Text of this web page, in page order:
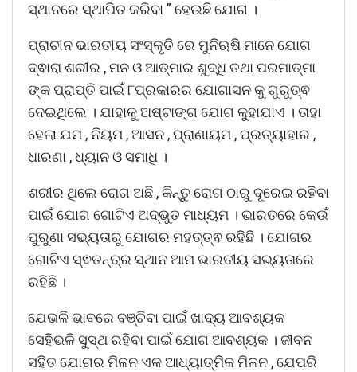
ସ୍ଥାନରେ ସ୍ଥାପିତ କରିବା ” ହେଉଛି ଯୋଗ ।
ପ୍ରାଚୀନ ଭାରତୀୟ ସଂସ୍କୃତି ରେ ମୁନିଋଷି ମାନେ ଯୋଗ
ଦ୍ଵାରା ଶରୀର , ମନ ଓ ଆତ୍ମାର ଶୁଦ୍ଧି ତଥା ପରମାତ୍ମା
ଙ୍କ ପ୍ରାପ୍ତି ପାଇଁ ୮ପ୍ରକାରର ଯୋଗାସନ କୁ ଗୁରୁତ୍ଵ
ଦେଇଥିଲେ । ଯାହାକୁ ଅଷ୍ଟାଙ୍ଗ ଯୋଗ କୁହାଯାଏ । ତାହା
ହେଲା ଯମ , ନିୟମ , ଆସନ , ପ୍ରାଣାୟମ , ପ୍ରତ୍ୟାହାର ,
ଧାରଣା , ଧ୍ୟାନ ଓ ସମାଧି ।
ଶରୀର ଥିଲେ ରୋଗ ଅଛି , କିନ୍ତୁ ରୋଗ ଠାରୁ ଦୂରେଇ ରହିବା
ପାଇଁ ଯୋଗ ଗୋଟିଏ ଅଦ୍ଭୁତ ମାଧ୍ୟମ । ଭାରତରେ କେଉଁ
ପୁରୁଣା ସଭ୍ୟତାରୁ ଯୋଗର ମହତ୍ତ୍ଵ ରହିଛି । ଯୋଗର
ଗୋଟିଏ ସ୍ଵତନ୍ତ୍ର ସ୍ଥାନ ଆମ ଭାରତୀୟ ସଭ୍ୟତାରେ
ରହିଛି ।
ଯେଭଳି ଭାବରେ ବଞ୍ଚିବା ପାଇଁ ଖାଦ୍ୟ ଆବଶ୍ୟକ
ସେହିଭଳି ସୁସ୍ଥ ରହିବା ପାଇଁ ଯୋଗ ଆବଶ୍ୟକ । ଜୀବନ
ସହିତ ଯୋଗର ମିଳନ ଏକ ଆଧ୍ୟାତ୍ମିକ ମିଳନ , ଯେପରି